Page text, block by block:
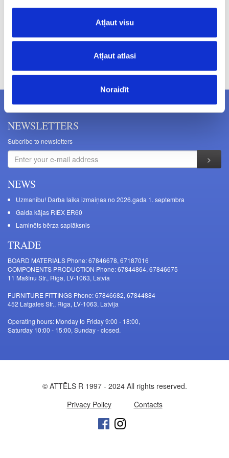
Atļaut visu
Atļaut atlasi
Noraidīt
Prices excluding VAT. The indicated prices may be changed
NEWSLETTERS
Subcribe to newsletters
NEWS
Uzmanību! Darba laika izmaiņas no 2026.gada 1. septembra
Galda kājas RIEX ER60
Laminēts bērza saplāksnis
TRADE
BOARD MATERIALS Phone: 67846678, 67187016
COMPONENTS PRODUCTION Phone: 67844864, 67846675
11 Mašīnu Str., Riga, LV-1063, Latvia
FURNITURE FITTINGS Phone: 67846682, 67844884
452 Latgales Str., Riga, LV-1063, Latvija
Operating hours: Monday to Friday 9:00 - 18:00,
Saturday 10:00 - 15:00, Sunday - closed.
© ATTĒLS R 1997 - 2024 All rights reserved.
Privacy Policy
Contacts